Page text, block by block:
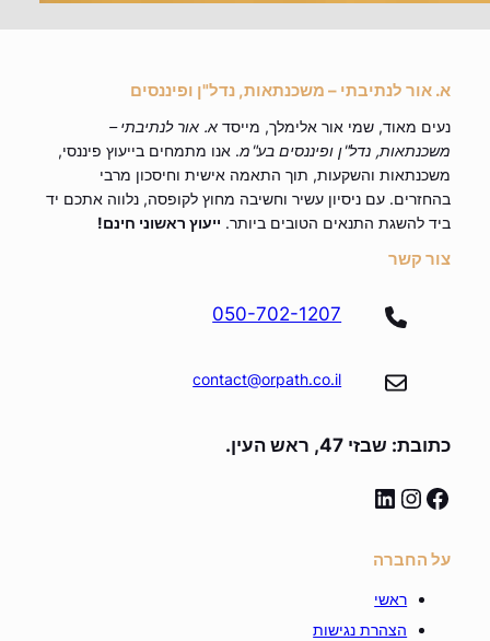
א. אור לנתיבתי – משכנתאות, נדל"ן ופיננסים
נעים מאוד, שמי אור אלימלך, מייסד א. אור לנתיבתי –
משכנתאות, נדל"ן ופיננסים בע"מ. אנו מתמחים בייעוץ פיננסי,
משכנתאות והשקעות, תוך התאמה אישית וחיסכון מרבי
בהחזרים. עם ניסיון עשיר וחשיבה מחוץ לקופסה, נלווה אתכם יד
ביד להשגת התנאים הטובים ביותר. ייעוץ ראשוני חינם!
צור קשר
050-702-1207
contact@orpath.co.il
כתובת: שבזי 47, ראש העין.
facebook
instagram
linkedin
על החברה
ראשי
הצהרת נגישות